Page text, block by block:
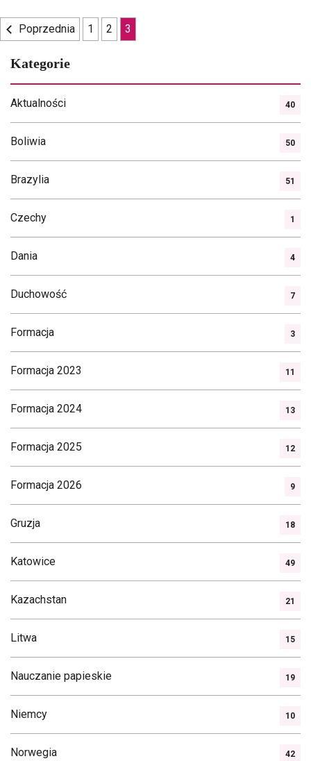
Nawigacja
po
wpisach
Poprzednia 1 2 3
Kategorie
Aktualności 40
Boliwia 50
Brazylia 51
Czechy 1
Dania 4
Duchowość 7
Formacja 3
Formacja 2023 11
Formacja 2024 13
Formacja 2025 12
Formacja 2026 9
Gruzja 18
Katowice 49
Kazachstan 21
Litwa 15
Nauczanie papieskie 19
Niemcy 10
Norwegia 42